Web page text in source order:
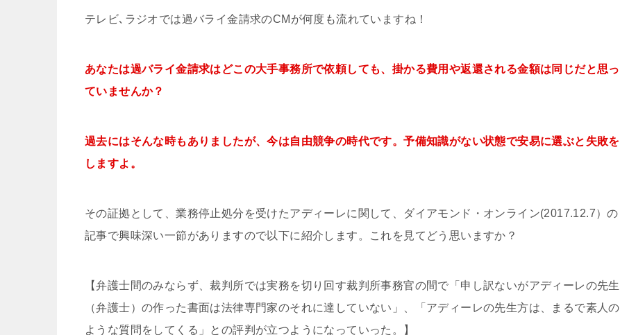
テレビ､ラジオでは過バライ金請求のCMが何度も流れていますね！
あなたは過バライ金請求はどこの大手事務所で依頼しても、掛かる費用や返還される金額は同じだと思っ
ていませんか？
過去にはそんな時もありましたが、今は自由競争の時代です。予備知識がない状態で安易に選ぶと失敗を
しますよ。
その証拠として、業務停止処分を受けたアディーレに関して、ダイアモンド・オンライン(2017.12.7）の
記事で興味深い一節がありますので以下に紹介します。これを見てどう思いますか？
【弁護士間のみならず、裁判所では実務を切り回す裁判所事務官の間で「申し訳ないがアディーレの先生
（弁護士）の作った書面は法律専門家のそれに達していない」、「アディーレの先生方は、まるで素人の
ような質問をしてくる」との評判が立つようになっていった。】